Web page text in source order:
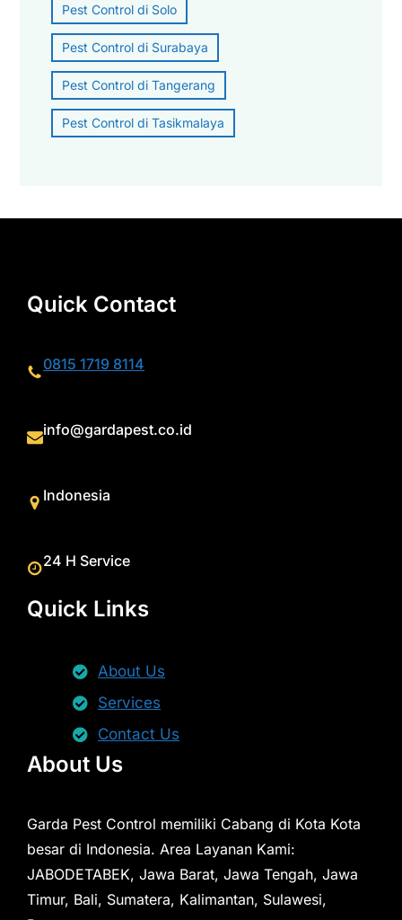
Pest Control di Solo
Pest Control di Surabaya
Pest Control di Tangerang
Pest Control di Tasikmalaya
Quick Contact
0815 1719 8114
info@gardapest.co.id
Indonesia
24 H Service
Quick Links
About Us
Services
Contact Us
About Us
Garda Pest Control memiliki Cabang di Kota Kota
besar di Indonesia. Area Layanan Kami:
JABODETABEK, Jawa Barat, Jawa Tengah, Jawa
Timur, Bali, Sumatera, Kalimantan, Sulawesi,